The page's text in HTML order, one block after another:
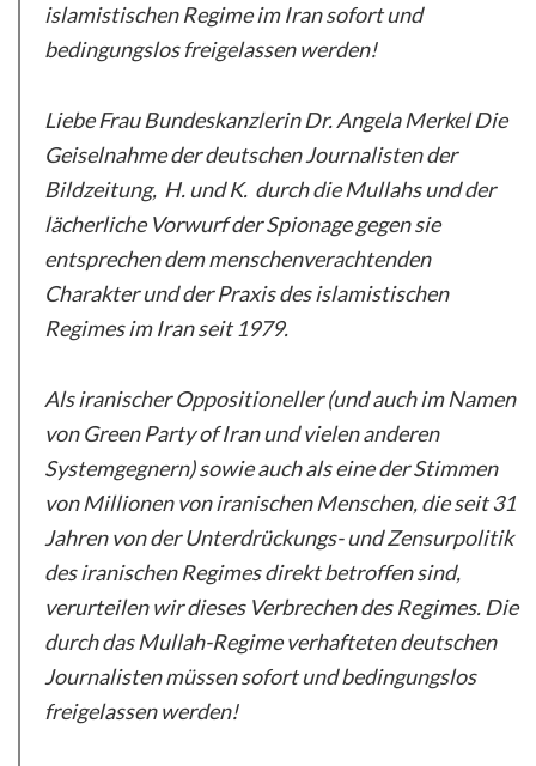
islamistischen Regime im Iran sofort und
bedingungslos freigelassen werden!
Liebe Frau Bundeskanzlerin Dr. Angela Merkel Die
Geiselnahme der deutschen Journalisten der
Bildzeitung, H. und K. durch die Mullahs und der
lächerliche Vorwurf der Spionage gegen sie
entsprechen dem menschenverachtenden
Charakter und der Praxis des islamistischen
Regimes im Iran seit 1979.
Als iranischer Oppositioneller (und auch im Namen
von Green Party of Iran und vielen anderen
Systemgegnern) sowie auch als eine der Stimmen
von Millionen von iranischen Menschen, die seit 31
Jahren von der Unterdrückungs- und Zensurpolitik
des iranischen Regimes direkt betroffen sind,
verurteilen wir dieses Verbrechen des Regimes. Die
durch das Mullah-Regime verhafteten deutschen
Journalisten müssen sofort und bedingungslos
freigelassen werden!